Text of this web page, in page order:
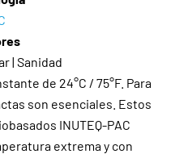
| Sanidad
de 24°C / 75°F. Para
son esenciales. Estos
INUTEQ-PAC
extrema y con